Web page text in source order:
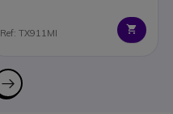
Ref: TX911MI